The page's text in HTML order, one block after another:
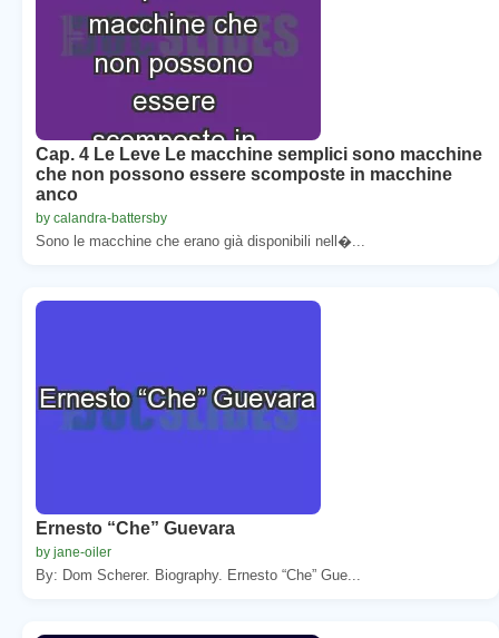
Cap. 4 Le Leve Le macchine semplici sono macchine
che non possono essere scomposte in macchine
anco
by calandra-battersby
Sono le macchine che erano già disponibili nell�...
Ernesto “Che” Guevara
by jane-oiler
By: Dom Scherer. Biography. Ernesto “Che” Gue...